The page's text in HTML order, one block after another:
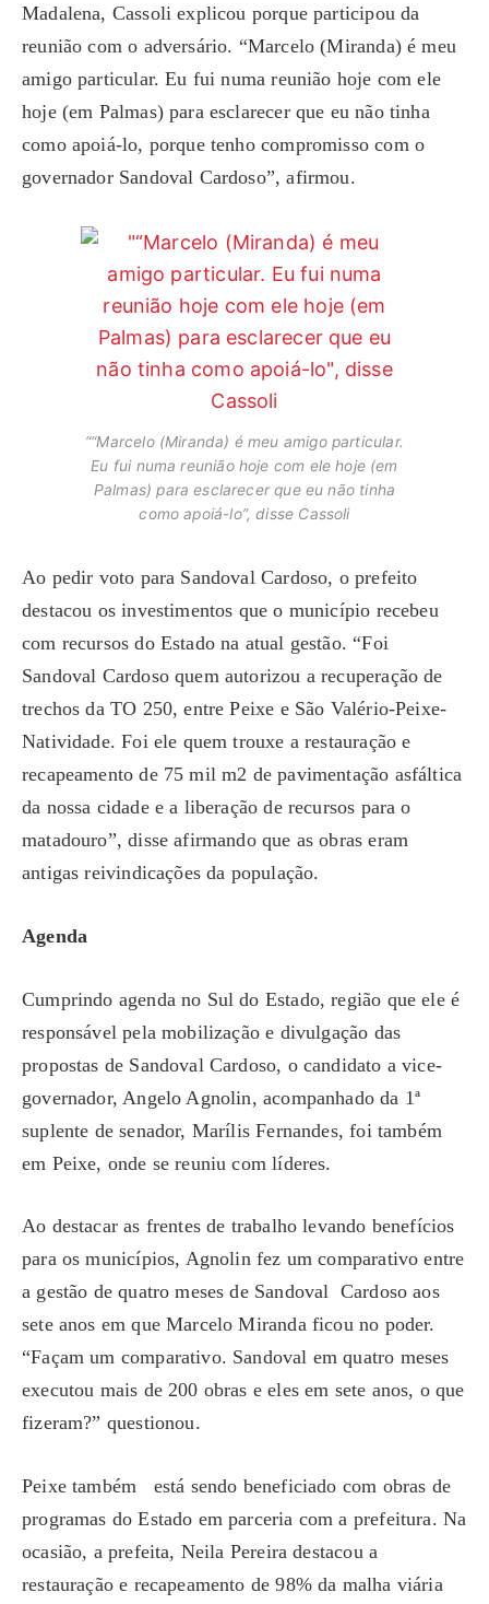
Madalena, Cassoli explicou porque participou da
reunião com o adversário. “Marcelo (Miranda) é meu
amigo particular. Eu fui numa reunião hoje com ele
hoje (em Palmas) para esclarecer que eu não tinha
como apoiá-lo, porque tenho compromisso com o
governador Sandoval Cardoso”, afirmou.
““Marcelo (Miranda) é meu amigo particular.
Eu fui numa reunião hoje com ele hoje (em
Palmas) para esclarecer que eu não tinha
como apoiá-lo”, disse Cassoli
Ao pedir voto para Sandoval Cardoso, o prefeito
destacou os investimentos que o município recebeu
com recursos do Estado na atual gestão. “Foi
Sandoval Cardoso quem autorizou a recuperação de
trechos da TO 250, entre Peixe e São Valério-Peixe-
Natividade. Foi ele quem trouxe a restauração e
recapeamento de 75 mil m2 de pavimentação asfáltica
da nossa cidade e a liberação de recursos para o
matadouro”, disse afirmando que as obras eram
antigas reivindicações da população.
Agenda
Cumprindo agenda no Sul do Estado, região que ele é
responsável pela mobilização e divulgação das
propostas de Sandoval Cardoso, o candidato a vice-
governador, Angelo Agnolin, acompanhado da 1ª
suplente de senador, Marílis Fernandes, foi também
em Peixe, onde se reuniu com líderes.
Ao destacar as frentes de trabalho levando benefícios
para os municípios, Agnolin fez um comparativo entre
a gestão de quatro meses de Sandoval Cardoso aos
sete anos em que Marcelo Miranda ficou no poder.
“Façam um comparativo. Sandoval em quatro meses
executou mais de 200 obras e eles em sete anos, o que
fizeram?” questionou.
Peixe também está sendo beneficiado com obras de
programas do Estado em parceria com a prefeitura. Na
ocasião, a prefeita, Neila Pereira destacou a
restauração e recapeamento de 98% da malha viária